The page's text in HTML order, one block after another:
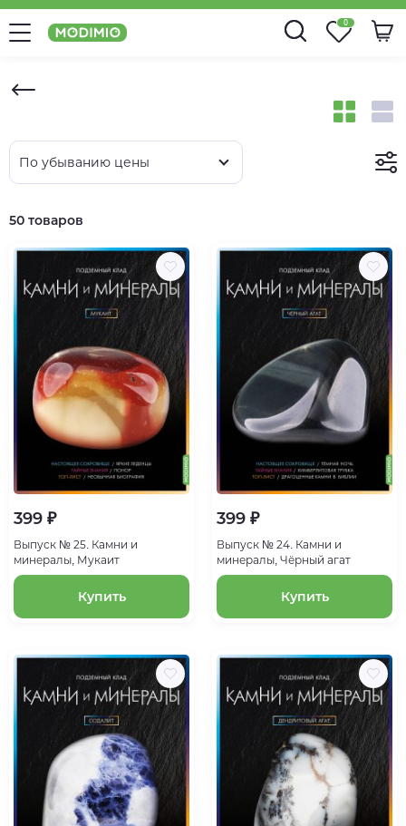
0
50 товаров
По убыванию цены
399 ₽
Выпуск № 25. Камни и
минералы, Мукаит
Купить
399 ₽
Выпуск № 24. Камни и
минералы, Чёрный агат
Купить